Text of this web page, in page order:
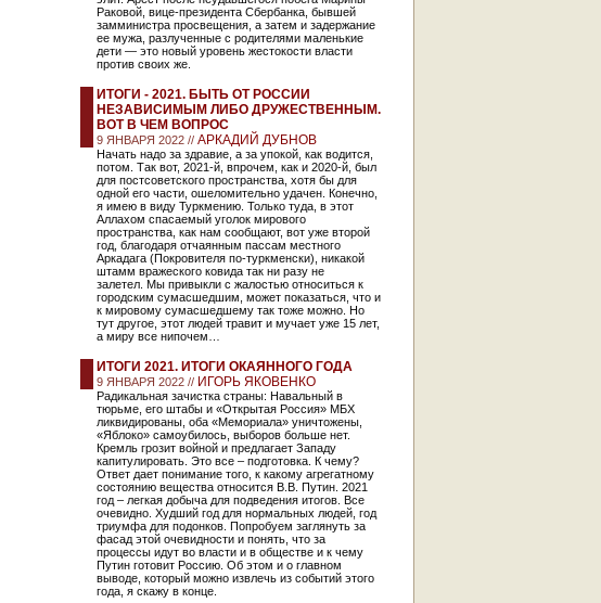
Раковой, вице-президента Сбербанка, бывшей
замминистра просвещения, а затем и задержание
ее мужа, разлученные с родителями маленькие
дети — это новый уровень жестокости власти
против своих же.
ИТОГИ - 2021. БЫТЬ ОТ РОССИИ
НЕЗАВИСИМЫМ ЛИБО ДРУЖЕСТВЕННЫМ.
ВОТ В ЧЕМ ВОПРОС
9 ЯНВАРЯ 2022 // АРКАДИЙ ДУБНОВ
Начать надо за здравие, а за упокой, как водится,
потом. Так вот, 2021-й, впрочем, как и 2020-й, был
для постсоветского пространства, хотя бы для
одной его части, ошеломительно удачен. Конечно,
я имею в виду Туркмению. Только туда, в этот
Аллахом спасаемый уголок мирового
пространства, как нам сообщают, вот уже второй
год, благодаря отчаянным пассам местного
Аркадага (Покровителя по-туркменски), никакой
штамм вражеского ковида так ни разу не
залетел. Мы привыкли с жалостью относиться к
городским сумасшедшим, может показаться, что и
к мировому сумасшедшему так тоже можно. Но
тут другое, этот людей травит и мучает уже 15 лет,
а миру все нипочем…
ИТОГИ 2021. ИТОГИ ОКАЯННОГО ГОДА
9 ЯНВАРЯ 2022 // ИГОРЬ ЯКОВЕНКО
Радикальная зачистка страны: Навальный в
тюрьме, его штабы и «Открытая Россия» МБХ
ликвидированы, оба «Мемориала» уничтожены,
«Яблоко» самоубилось, выборов больше нет.
Кремль грозит войной и предлагает Западу
капитулировать. Это все – подготовка. К чему?
Ответ дает понимание того, к какому агрегатному
состоянию вещества относится В.В. Путин. 2021
год – легкая добыча для подведения итогов. Все
очевидно. Худший год для нормальных людей, год
триумфа для подонков. Попробуем заглянуть за
фасад этой очевидности и понять, что за
процессы идут во власти и в обществе и к чему
Путин готовит Россию. Об этом и о главном
выводе, который можно извлечь из событий этого
года, я скажу в конце.